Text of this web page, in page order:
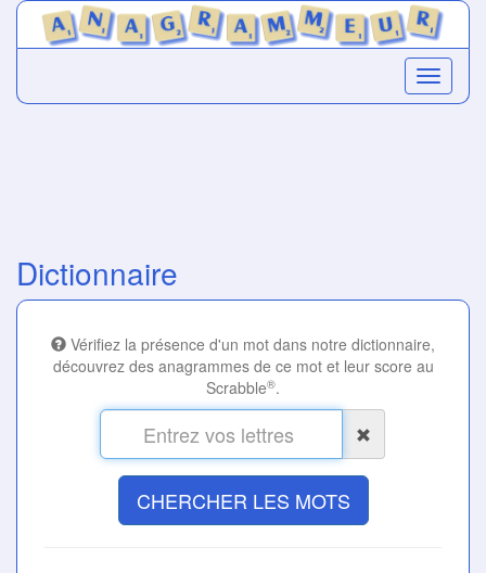
Dictionnaire
Vérifiez la présence d'un mot dans notre dictionnaire,
découvrez des anagrammes de ce mot et leur score au
Scrabble®.
CHERCHER LES MOTS